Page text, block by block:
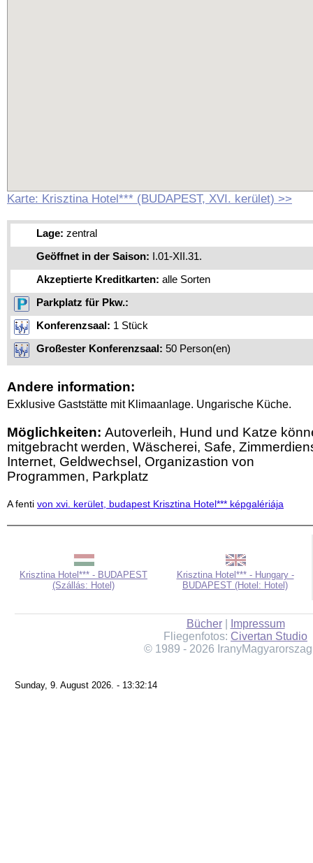
Karte: Krisztina Hotel*** (BUDAPEST, XVI. kerület) >>
Lage: zentral
Geöffnet in der Saison: I.01-XII.31.
Akzeptierte Kreditkarten: alle Sorten
Parkplatz für Pkw.:
Konferenzsaal: 1 Stück
Großester Konferenzsaal: 50 Person(en)
Andere information:
Exklusive Gaststätte mit Klimaanlage. Ungarische Küche.
Möglichkeiten: Autoverleih, Hund und Katze
mitgebracht werden, Wäscherei, Safe,
Internet, Geldwechsel, Organizastion von
Programmen, Parkplatz
A fenti von xvi. kerület, budapest Krisztina Hotel*** képgalériája
Krisztina Hotel*** - BUDAPEST
(Szállás: Hotel)
Krisztina Hotel*** - Hungary -
BUDAPEST (Hotel: Hotel)
Bücher|
Impressum
Fliegenfotos: Civertan Studio
© 1989 - 2026
Sunday, 9. August 2026. - 13:32:14